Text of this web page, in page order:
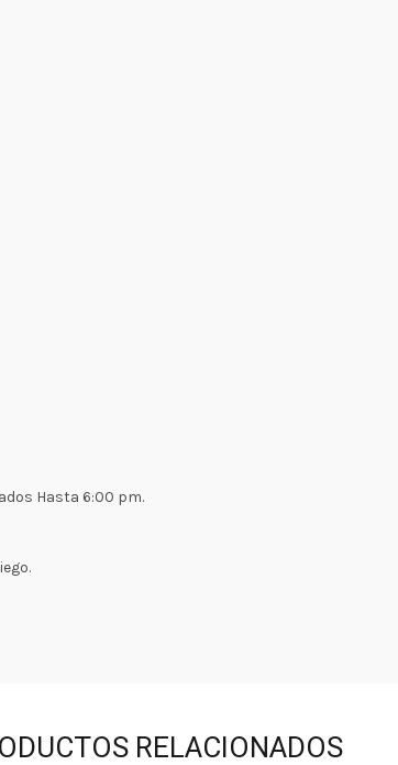
Hasta 6:00 pm.
RELACIONADOS